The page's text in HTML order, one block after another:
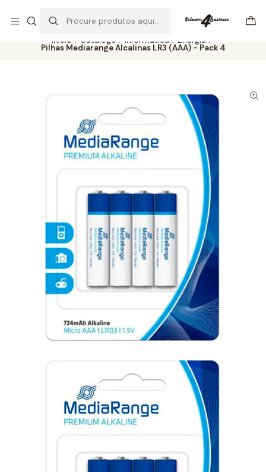
Ler mais
Início Catálogo Informática Energia
Pilhas Mediarange Alcalinas LR3 (AAA) - Pack 4